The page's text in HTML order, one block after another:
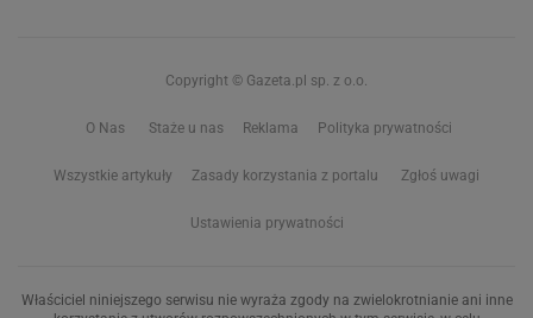
Copyright © Gazeta.pl sp. z o.o.
O Nas Staże u nas Reklama Polityka prywatności
Wszystkie artykuły Zasady korzystania z portalu Zgłoś uwagi
Ustawienia prywatności
Właściciel niniejszego serwisu nie wyraża zgody na zwielokrotnianie ani inne